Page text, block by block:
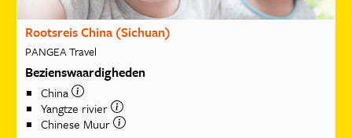
Rootsreis China (Sichuan)
PANGEA Travel
Bezienswaardigheden
China
Yangtze rivier
Chinese Muur